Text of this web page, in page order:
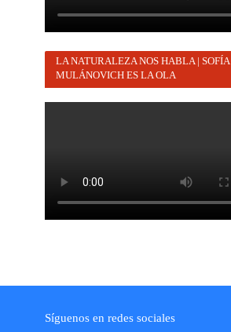
LA NATURALEZA NOS HABLA | SOFÍA
MULÁNOVICH ES LA OLA
Síguenos en redes sociales